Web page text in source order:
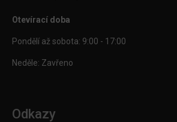
Otevírací doba
Pondělí až sobota: 9:00 - 17:00
Neděle: Zavřeno
Odkazy